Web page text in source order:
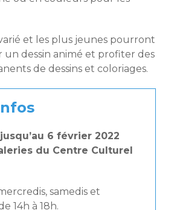
et les plus jeunes pourront
un dessin animé et profiter des
de dessins et coloriages.
6 février 2022
du Centre Culturel
samedis et
14h à 18h.